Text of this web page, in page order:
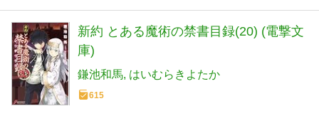
新約 とある魔術の禁書目録(20) (電撃文
庫)
鎌池和馬 はいむらきよたか
615